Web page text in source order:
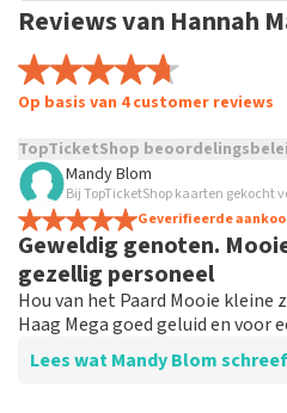
Reviews van Hannah
Op basis van 4 customer reviews
TopTicketShop
TopTicketShop verzamelt
niet mogelijk om een review
tickets hebt aangeschaft bij
grof taalgebruik en/of
Het kan enkele weken duren
geplaatst.
Mandy Blom
Bij TopTicketShop kaarten gekocht
Geverifieerde
Geweldig genoten.
gezellig personeel
Hou van het Paard Mooie kleine
Haag Mega goed geluid en voor
Lees wat Mandy Blom